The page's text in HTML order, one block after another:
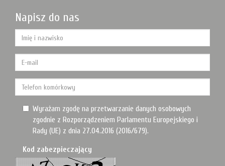
Napisz do nas
Wyrażam zgodę na przetwarzanie danych osobowych
zgodnie z Rozporządzeniem Parlamentu Europejskiego i
Rady (UE) z dnia 27.04.2016 (2016/679).
Kod zabezpieczający